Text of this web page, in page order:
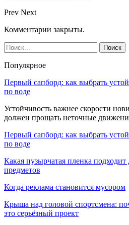
Prev Next
Комментарии закрыты.
Популярное
Первый сапборд: как выбрать
по воде
Устойчивость важнее скорости
должен прощать неточные
Первый сапборд: как выбрать
по воде
Какая пузырчатая пленка
предметов
Когда реклама становится мусором
Крыша над головой спортсмена:
это серьёзный проект